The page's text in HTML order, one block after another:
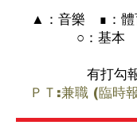
▲：音樂 ∎：
○：基本
有打勾
ＰＴ:兼職 (臨時